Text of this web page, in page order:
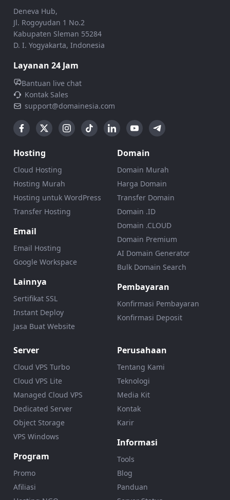
Deneva Hub,
Jl. Rogoyudan 1 No.2
Kabupaten Sleman 55284
D. I. Yogyakarta, Indonesia
Layanan 24 Jam
Bantuan live chat
Kontak Sales
support@domainesia.com
Hosting
Cloud Hosting
Hosting Murah
Hosting untuk WordPress
Transfer Hosting
Email
Email Hosting
Google Workspace
Lainnya
Sertifikat SSL
Instant Deploy
Jasa Buat Website
Domain
Domain Murah
Harga Domain
Transfer Domain
Domain .ID
Domain .CLOUD
Domain Premium
AI Domain Generator
Bulk Domain Search
Pembayaran
Konfirmasi Pembayaran
Konfirmasi Deposit
Server
Cloud VPS Turbo
Cloud VPS Lite
Managed Cloud VPS
Dedicated Server
Object Storage
VPS Windows
Program
Promo
Afiliasi
Perusahaan
Tentang Kami
Teknologi
Media Kit
Kontak
Karir
Informasi
Tools
Blog
Panduan